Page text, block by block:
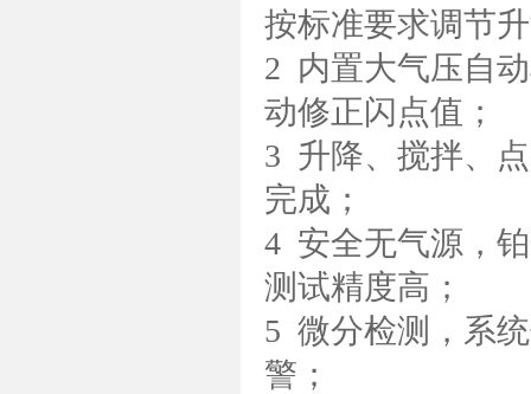
按标准要求调节
2 内置大气压自
动修正闪点值；
3 升降、搅拌、
完成；
4 安全无气源，
测试精度高；
5 微分检测，系
警；